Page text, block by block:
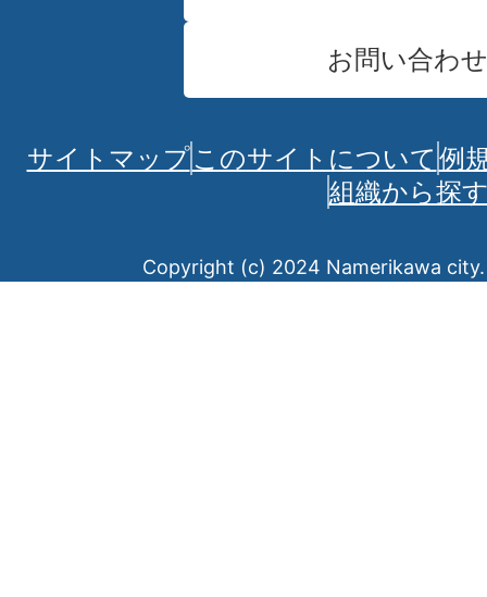
お問い合わせ
サイトマップこのサイトについて 例
組織から探
Copyright (c) 2024 Namerikawa